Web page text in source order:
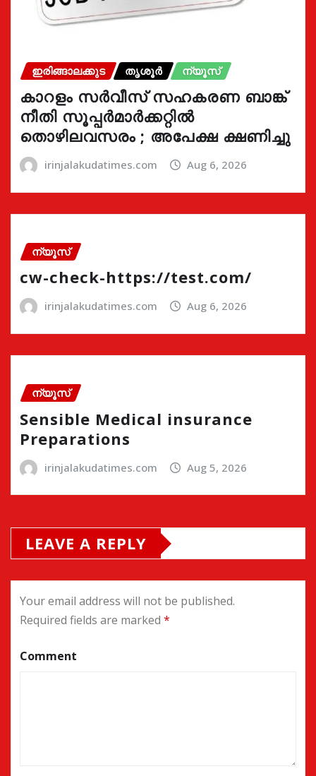
ഇരിങ്ങാലക്കുട തൃശൂർ ന്യൂസ്
കാറളം സർവീസ് സഹകരണ ബാങ്ക്
നീതി സൂപ്പർമാർക്കറ്റിൽ
തൊഴിലവസരം ; അപേക്ഷ ക്ഷണിച്ചു
irinjalakudatimes.com Aug 6, 2026
ന്യൂസ്
cw-check-https://test.com/
irinjalakudatimes.com Aug 6, 2026
ന്യൂസ്
Sensible Medical insurance
Preparations
irinjalakudatimes.com Aug 5, 2026
LEAVE A REPLY
Your email address will not be published.
Required fields are marked *
Comment